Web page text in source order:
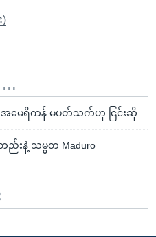
)
အမေရိကန် မပတ်သက်ဟု ငြင်းဆို
းနဲ့ သမ္မတ Maduro